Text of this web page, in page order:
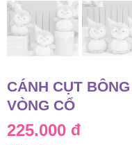
CÁNH CỤT
VÒNG CỔ
225.000 đ